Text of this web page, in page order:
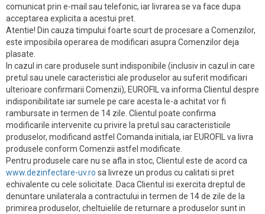
comunicat prin e-mail sau telefonic, iar livrarea se va face dupa
acceptarea explicita a acestui pret.
Atentie! Din cauza timpului foarte scurt de procesare a Comenzilor,
este imposibila operarea de modificari asupra Comenzilor deja
plasate.
In cazul in care produsele sunt indisponibile (inclusiv in cazul in care
pretul sau unele caracteristici ale produselor au suferit modificari
ulterioare confirmarii Comenzii), EUROFIL va informa Clientul despre
indisponibilitate iar sumele pe care acesta le-a achitat vor fi
rambursate in termen de 14 zile. Clientul poate confirma
modificarile intervenite cu privire la pretul sau caracteristicile
produselor, modificand astfel Comanda initiala, iar EUROFIL va livra
produsele conform Comenzii astfel modificate.
Pentru produsele care nu se afla in stoc, Clientul este de acord ca
www.dezinfectare-uv.ro sa livreze un produs cu calitati si pret
echivalente cu cele solicitate. Daca Clientul isi exercita dreptul de
denuntare unilaterala a contractului in termen de 14 de zile de la
primirea produselor, cheltuielile de returnare a produselor sunt in